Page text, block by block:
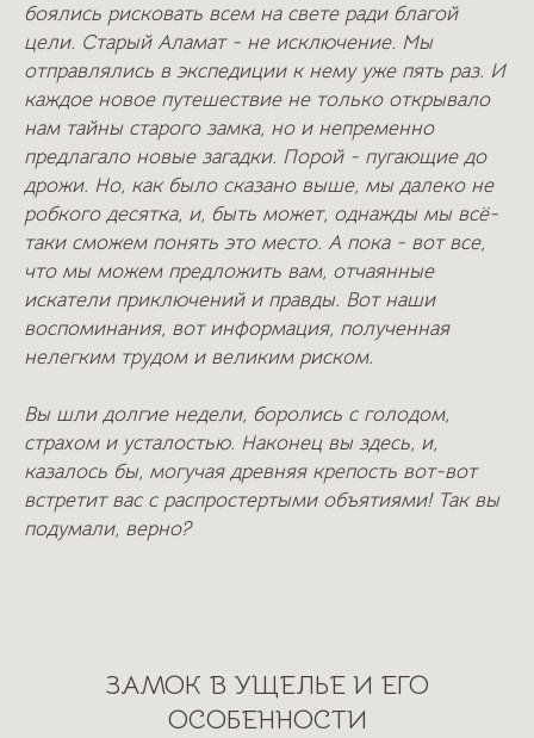
боялись рисковать всем на свете ради благой
цели. Старый Аламат - не исключение. Мы
отправлялись в экспедиции к нему уже пять раз. И
каждое новое путешествие не только открывало
нам тайны старого замка, но и непременно
предлагало новые загадки. Порой - пугающие до
дрожи. Но, как было сказано выше, мы далеко не
робкого десятка, и, быть может, однажды мы всё-
таки сможем понять это место. А пока - вот все,
что мы можем предложить вам, отчаянные
искатели приключений и правды. Вот наши
воспоминания, вот информация, полученная
нелегким трудом и великим риском.
Вы шли долгие недели, боролись с голодом,
страхом и усталостью. Наконец вы здесь, и,
казалось бы, могучая древняя крепость вот-вот
встретит вас с распростертыми объятиями! Так вы
подумали, верно?
ЗАМОК В УЩЕЛЬЕ И ЕГО
ОСОБЕННОСТИ